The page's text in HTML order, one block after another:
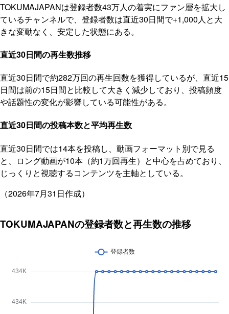
TOKUMAJAPANは登録者数43万人の着実にファン層を拡大し
ているチャンネルで、登録者数は直近30日間で+1,000人と大
きな変動なく、安定した状態にある。
直近30日間の再生数推移
直近30日間で約282万回の再生回数を獲得しているが、直近15
日間は前の15日間と比較して大きく減少しており、投稿頻度
や話題性の変化が影響している可能性がある。
直近30日間の投稿本数と平均再生数
直近30日間では14本を投稿し、動画フォーマット別で見る
と、ロング動画が10本（約1万回再生）と中心を占めており、
じっくりと視聴するコンテンツを主軸としている。
（2026年7月31日作成）
TOKUMAJAPANの登録者数と再生数の推移